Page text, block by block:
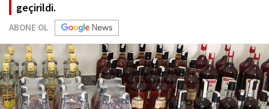
geçirildi.
ABONE OL